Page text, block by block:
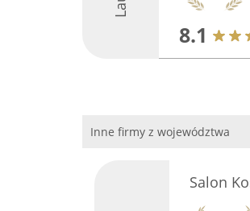
8.1
Inne firmy z województwa
Salon